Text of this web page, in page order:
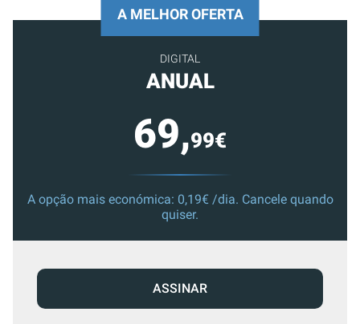
A MELHOR OFERTA
DIGITAL
ANUAL
69,99€
A opção mais económica: 0,19€ /dia. Cancele quando
quiser.
ASSINAR